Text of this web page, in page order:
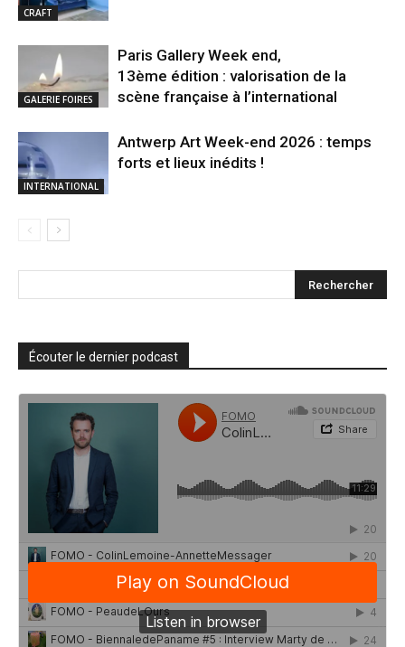
CRAFT
GALERIE FOIRES
Paris Gallery Week end,
13ème édition : valorisation de la
scène française à l’international
INTERNATIONAL
Antwerp Art Week-end 2026 : temps
forts et lieux inédits !
Écouter le dernier podcast